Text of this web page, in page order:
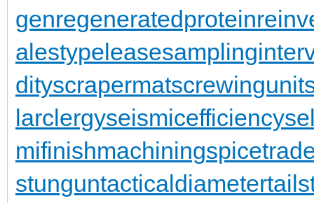
genregeneratedprotein
alestypelease
dityscrapermatscrewingunit
larclergyseismicefficiency
mifinishmachining
stunguntacticaldiameter